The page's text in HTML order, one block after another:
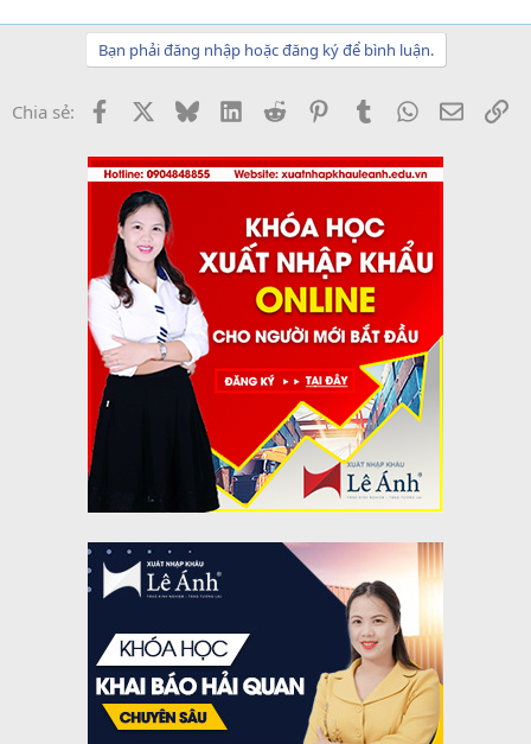
Bạn phải đăng nhập hoặc đăng ký để bình luận.
Chia sẻ: Facebook BlueskyLinkedInReddit PinterestTumblrWhatsApp
Email